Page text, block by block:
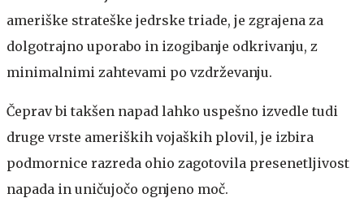
ameriške strateške jedrske triade, je zgrajena za
dolgotrajno uporabo in izogibanje odkrivanju, z
minimalnimi zahtevami po vzdrževanju.
Čeprav bi takšen napad lahko uspešno izvedle tudi
druge vrste ameriških vojaških plovil, je izbira
podmornice razreda ohio zagotovila presenetljivost
napada in uničujočo ognjeno moč.